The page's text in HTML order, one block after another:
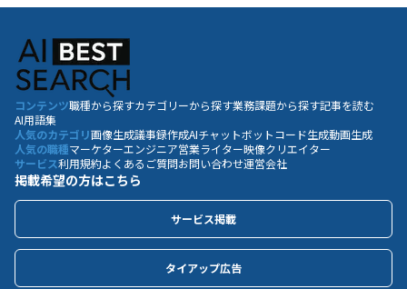
コンテンツ職種から探すカテゴリーから探す業務課題から探す記事を読む
AI用語集
人気のカテゴリ画像生成議事録作成AIチャットボットコード生成動画生成
人気の職種マーケターエンジニア営業ライター映像クリエイター
サービス利用規約よくあるご質問お問い合わせ運営会社
掲載希望の方はこちら
サービス掲載
タイアップ広告